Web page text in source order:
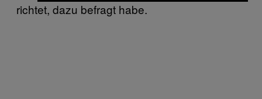
richtet, dazu befragt habe.